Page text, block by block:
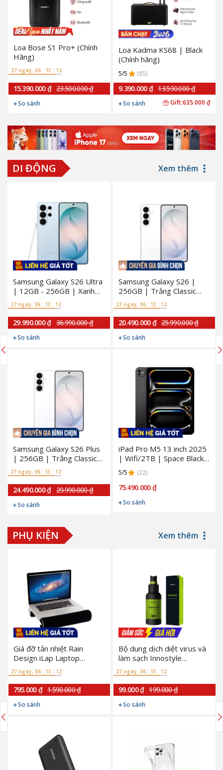
Loa Bose S1 Pro+ (Chính
Hãng)
27 ngày, 06 : 13 : 11
15.390.000 ₫ 23.500.000 ₫
So sánh
Loa Kadma KS68 | Black
(Chính hãng)
5/5 (85)
9.390.000 ₫ 13.590.000 ₫
So sánh Gift:635.000 ₫
DI ĐỘNG Xem thêm
Samsung Galaxy S26 Ultra
| 12GB - 256GB | Xanh
Sky Blue (Chính hãng)
27 ngày, 06 : 13 : 11
29.990.000 ₫ 36.990.000 ₫
So sánh
Samsung Galaxy S26 Plus
| 256GB | Trắng Classic
(Chính hãng)
27 ngày, 06 : 13 : 11
24.490.000 ₫ 29.990.000 ₫
So sánh
Samsung Galaxy S26 |
256GB | Trắng Classic
(Chính hãng)
27 ngày, 06 : 13 : 11
20.490.000 ₫ 25.990.000 ₫
So sánh
iPad Pro M5 13 inch 2025
| Wifi/2TB | Space Black
(Chính Hãng)
5/5 (22)
75.490.000 ₫
So sánh
PHỤ KIỆN Xem thêm
Giá đỡ tản nhiệt Rain
Design iLap Laptop
Macbook Pro 15 - 16"
(Chính Hãng)
27 ngày, 06 : 13 : 11
795.000 ₫ 1.590.000 ₫
So sánh
Bộ dung dịch diệt virus và
làm sạch Innostyle
Clearguard ISC100CG
27 ngày, 06 : 13 : 11
99.000 ₫ 199.000 ₫
So sánh